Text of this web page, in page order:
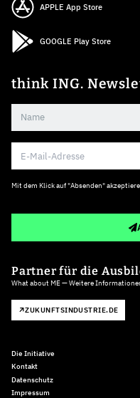
APPLE App Store
GOOGLE Play Store
think ING.
Mit dem Klick auf "Absenden"
Partner für die
What about ME — Weitere
ZUKUNFTSINDUSTRIE.DE
Die Initiative
Kontakt
Datenschutz
Impressum